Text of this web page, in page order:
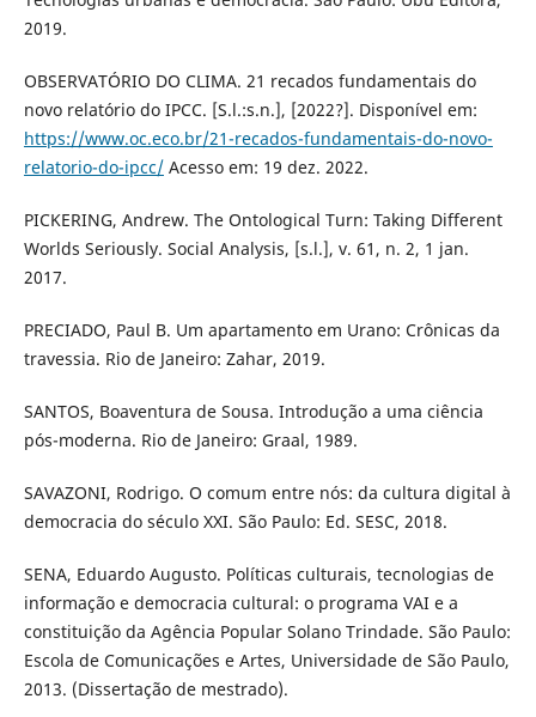
2019.
OBSERVATÓRIO DO CLIMA. 21 recados fundamentais do
novo relatório do IPCC. [S.l.:s.n.], [2022?]. Disponível em:
https://www.oc.eco.br/21-recados-fundamentais-do-novo-
relatorio-do-ipcc/Acesso em: 19 dez. 2022.
PICKERING, Andrew. The Ontological Turn: Taking Different
Worlds Seriously. Social Analysis, [s.l.], v. 61, n. 2, 1 jan.
2017.
PRECIADO, Paul B. Um apartamento em Urano: Crônicas da
travessia. Rio de Janeiro: Zahar, 2019.
SANTOS, Boaventura de Sousa. Introdução a uma ciência
pós-moderna. Rio de Janeiro: Graal, 1989.
SAVAZONI, Rodrigo. O comum entre nós: da cultura digital à
democracia do século XXI. São Paulo: Ed. SESC, 2018.
SENA, Eduardo Augusto. Políticas culturais, tecnologias de
informação e democracia cultural: o programa VAI e a
constituição da Agência Popular Solano Trindade. São Paulo:
Escola de Comunicações e Artes, Universidade de São Paulo,
2013. (Dissertação de mestrado).